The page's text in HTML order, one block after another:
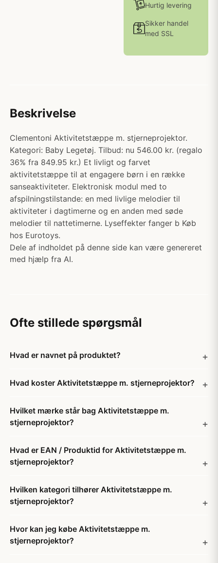
Hurtig levering
Sikker handel
med SSL
Beskrivelse
Clementoni Aktivitetstæppe m. stjerneprojektor.
Kategori: Baby Legetøj. Tilbud: nu 546.00 kr. (regalo
36% fra 849.95 kr.) Et livligt og farvet
aktivitetstæppe til at engagere børn i en række
sanseaktiviteter. Elektronisk modul med to
afspilningstilstande: en med livlige melodier til
aktiviteter i dagtimerne og en anden med søde
melodier til nattetimerne. Lyseffekter fanger b Køb
hos Eurotoys.
Dele af indholdet på denne side kan være genereret
med hjælp fra AI.
Ofte stillede spørgsmål
Hvad er navnet på produktet?
Hvad koster Aktivitetstæppe m. stjerneprojektor?
Hvilket mærke står bag Aktivitetstæppe m.
stjerneprojektor?
Hvad er EAN / Produktid for Aktivitetstæppe m.
stjerneprojektor?
Hvilken kategori tilhører Aktivitetstæppe m.
stjerneprojektor?
Hvor kan jeg købe Aktivitetstæppe m.
stjerneprojektor?